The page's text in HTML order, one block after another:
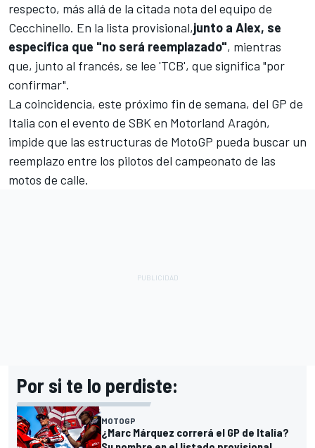
respecto, más allá de la citada nota del equipo de
Cecchinello. En la lista provisional,junto a Alex, se
especifica que "no será reemplazado", mientras
que, junto al francés, se lee 'TCB', que significa "por
confirmar".
La coincidencia, este próximo fin de semana, del GP de
Italia con el evento de SBK en Motorland Aragón,
impide que las estructuras de MotoGP pueda buscar un
reemplazo entre los pilotos del campeonato de las
motos de calle.
Por si te lo perdiste:
MOTOGP
¿Marc Márquez correrá el GP de Italia?